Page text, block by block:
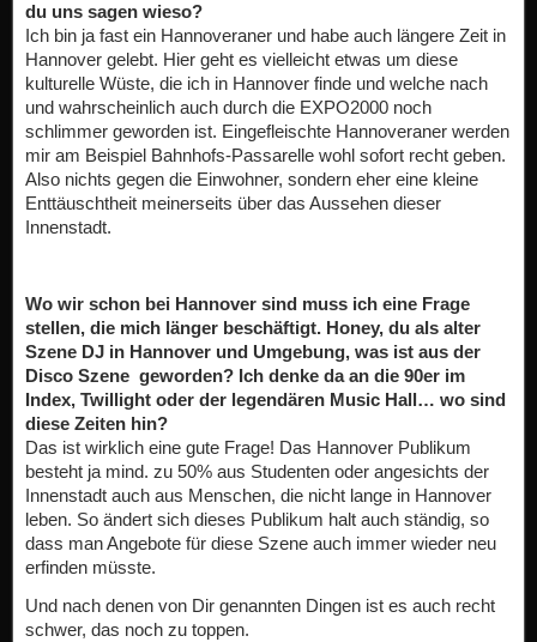
du uns sagen wieso?
Ich bin ja fast ein Hannoveraner und habe auch längere Zeit in
Hannover gelebt. Hier geht es vielleicht etwas um diese
kulturelle Wüste, die ich in Hannover finde und welche nach
und wahrscheinlich auch durch die EXPO2000 noch
schlimmer geworden ist. Eingefleischte Hannoveraner werden
mir am Beispiel Bahnhofs-Passarelle wohl sofort recht geben.
Also nichts gegen die Einwohner, sondern eher eine kleine
Enttäuschtheit meinerseits über das Aussehen dieser
Innenstadt.
Wo wir schon bei Hannover sind muss ich eine Frage
stellen, die mich länger beschäftigt. Honey, du als alter
Szene DJ in Hannover und Umgebung, was ist aus der
Disco Szene geworden? Ich denke da an die 90er im
Index, Twillight oder der legendären Music Hall… wo sind
diese Zeiten hin?
Das ist wirklich eine gute Frage! Das Hannover Publikum
besteht ja mind. zu 50% aus Studenten oder angesichts der
Innenstadt auch aus Menschen, die nicht lange in Hannover
leben. So ändert sich dieses Publikum halt auch ständig, so
dass man Angebote für diese Szene auch immer wieder neu
erfinden müsste.
Und nach denen von Dir genannten Dingen ist es auch recht
schwer, das noch zu toppen.